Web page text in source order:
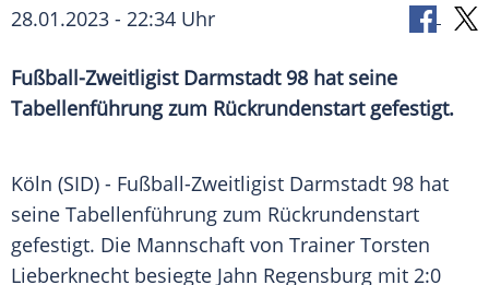
28.01.2023 - 22:34 Uhr
Fußball-Zweitligist Darmstadt 98 hat seine
Tabellenführung zum Rückrundenstart gefestigt.
Köln (SID) - Fußball-Zweitligist Darmstadt 98 hat
seine Tabellenführung zum Rückrundenstart
gefestigt. Die Mannschaft von Trainer Torsten
Lieberknecht besiegte Jahn Regensburg mit 2:0